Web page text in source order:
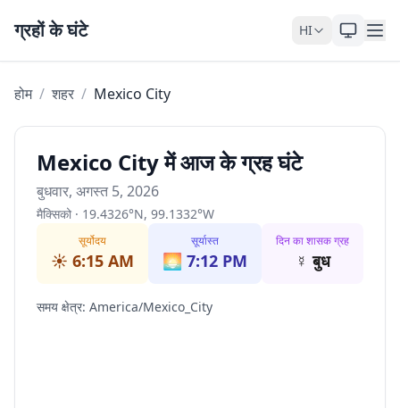
Skip to content
ग्रहों के घंटे HI
होम / शहर / Mexico City
Mexico City में आज के ग्रह घंटे
बुधवार, अगस्त 5, 2026
मैक्सिको· 19.4326°N, 99.1332°W
सूर्योदय
☀️ 6:15 AM
सूर्यास्त
🌅 7:12 PM
दिन का शासक ग्रह
☿ बुध
समय क्षेत्र: America/Mexico_City